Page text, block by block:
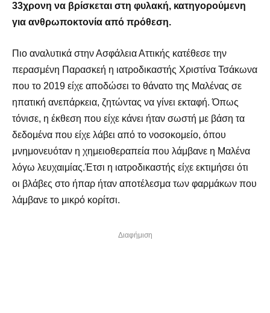
33χρονη να βρίσκεται στη φυλακή, κατηγορούμενη
για ανθρωποκτονία από πρόθεση.
Πιο αναλυτικά στην Ασφάλεια Αττικής κατέθεσε την
περασμένη Παρασκεή η ιατροδικαστής Χριστίνα Τσάκωνα
που το 2019 είχε αποδώσει το θάνατο της Μαλένας σε
ηπατική ανεπάρκεια, ζητώντας να γίνει εκταφή. Όπως
τόνισε, η έκθεση που είχε κάνει ήταν σωστή με βάση τα
δεδομένα που είχε λάβει από το νοσοκομείο, όπου
μνημονευόταν η χημειοθεραπεία που λάμβανε η Μαλένα
λόγω λευχαιμίας.Έτσι η ιατροδικαστής είχε εκτιμήσει ότι
οι βλάβες στο ήπαρ ήταν αποτέλεσμα των φαρμάκων που
λάμβανε το μικρό κορίτσι.
Διαφήμιση